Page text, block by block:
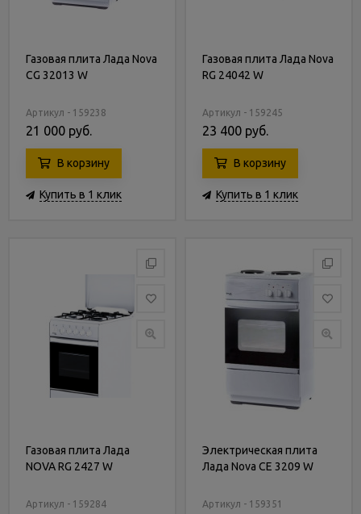
Газовая плита Лада Nova
CG 32013 W
Артикул - 159238
21 000 руб.
В корзину
Купить в 1 клик
Газовая плита Лада Nova
RG 24042 W
Артикул - 159245
23 400 руб.
В корзину
Купить в 1 клик
Газовая плита Лада
NOVA RG 2427 W
Артикул - 159284
Электрическая плита
Лада Nova CE 3209 W
Артикул - 159351